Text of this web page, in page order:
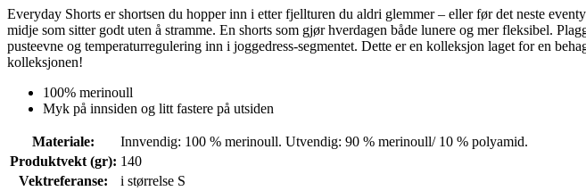
Everyday Shorts er shortsen du hopper inn i etter fjellturen du aldri glemmer – eller før det neste
midje som sitter godt uten å stramme. En shorts som gjør hverdagen både lunere og mer fleksibel.
pusteevne og temperaturregulering inn i joggedress-segmentet. Dette er en kolleksjon laget for en
kolleksjonen!
100% merinoull
Myk på innsiden og litt fastere på utsiden
Materiale:
Innvendig: 100 % merinoull. Utvendig: 90 % merinoull/ 10 % polyamid.
Produktvekt (gr): 140
Vektreferanse:
i størrelse S